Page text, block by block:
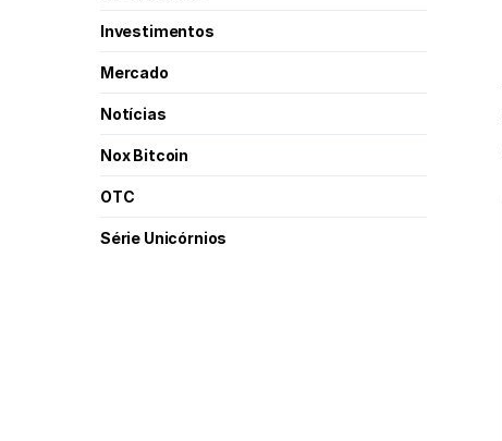
Investimentos
Mercado
Notícias
Nox Bitcoin
OTC
Série Unicórnios